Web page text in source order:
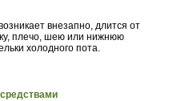
внезапно, длится от
плечо, шею или нижнюю
холодного пота.